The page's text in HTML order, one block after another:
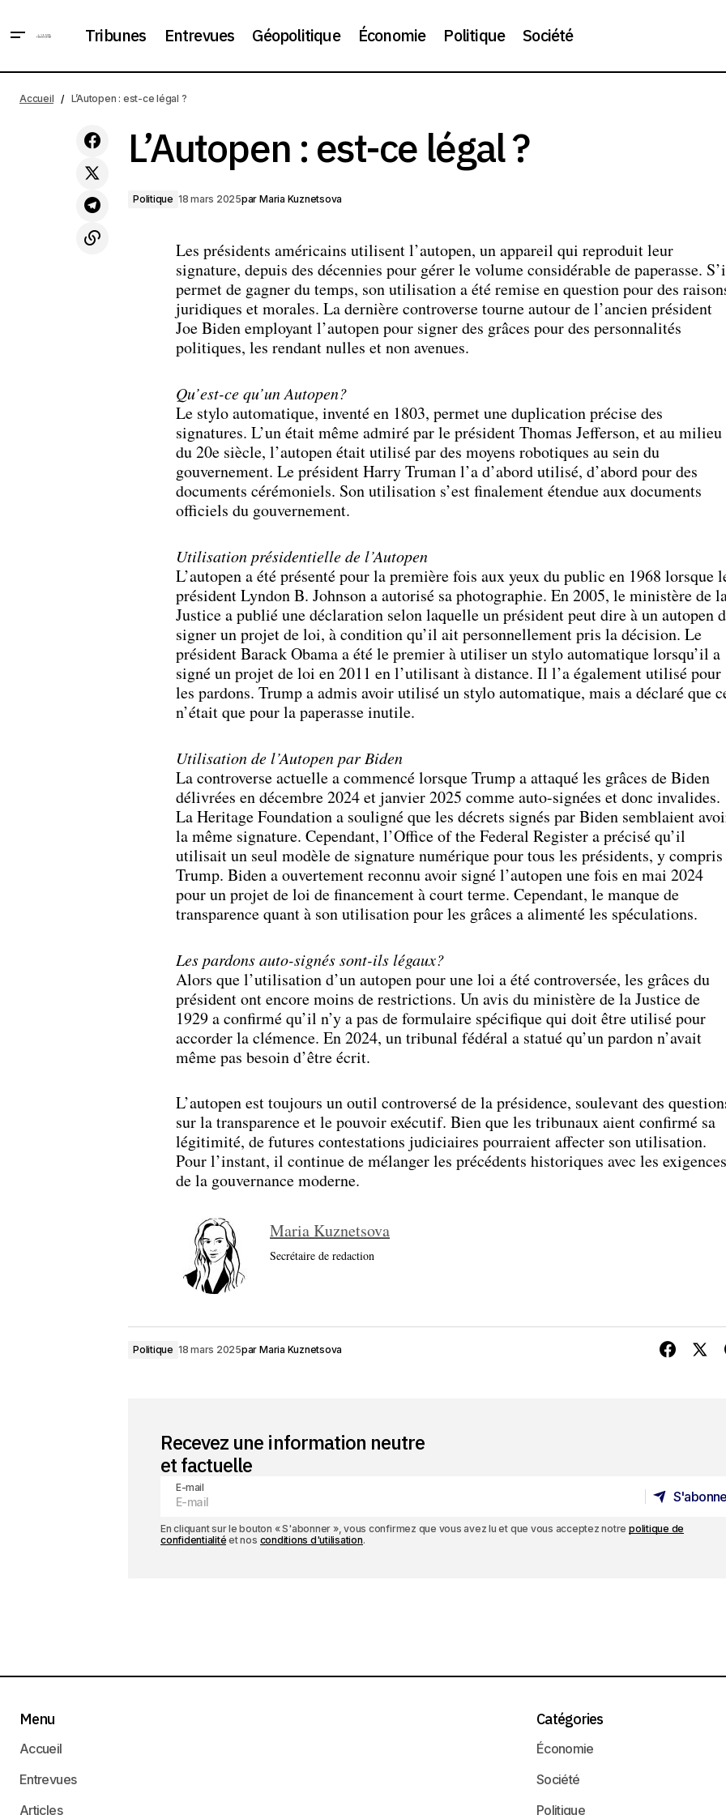
Tribunes Entrevues Géopolitique Économie Politique Société
de gaz de l'Arctique une vie en dehors
des sanctions américaines
Accueil L’Autopen : est-ce légal ?
L’Autopen : est-ce légal ?
Politique 18 mars 2025par Maria Kuznetsova
Les présidents américains utilisent l’autopen, un appareil qui reproduit leur
signature, depuis des décennies pour gérer le volume considérable de paperasse.
permet de gagner du temps, son utilisation a été remise en question pour des
juridiques et morales. La dernière controverse tourne autour de l’ancien président
Joe Biden employant l’autopen pour signer des grâces pour des personnalités
politiques, les rendant nulles et non avenues.
Qu’est-ce qu’un Autopen?
Le stylo automatique, inventé en 1803, permet une duplication précise des
signatures. L’un était même admiré par le président Thomas Jefferson, et au milieu
du 20e siècle, l’autopen était utilisé par des moyens robotiques au sein du
gouvernement. Le président Harry Truman l’a d’abord utilisé, d’abord pour des
documents cérémoniels. Son utilisation s’est finalement étendue aux documents
officiels du gouvernement.
Utilisation présidentielle de l’Autopen
L’autopen a été présenté pour la première fois aux yeux du public en 1968 lorsque
président Lyndon B. Johnson a autorisé sa photographie. En 2005, le ministère de
Justice a publié une déclaration selon laquelle un président peut dire à un autopen
signer un projet de loi, à condition qu’il ait personnellement pris la décision. Le
président Barack Obama a été le premier à utiliser un stylo automatique lorsqu’il a
signé un projet de loi en 2011 en l’utilisant à distance. Il l’a également utilisé pour
les pardons. Trump a admis avoir utilisé un stylo automatique, mais a déclaré que
n’était que pour la paperasse inutile.
Utilisation de l’Autopen par Biden
La controverse actuelle a commencé lorsque Trump a attaqué les grâces de Biden
délivrées en décembre 2024 et janvier 2025 comme auto-signées et donc invalides.
La Heritage Foundation a souligné que les décrets signés par Biden semblaient
la même signature. Cependant, l’Office of the Federal Register a précisé qu’il
utilisait un seul modèle de signature numérique pour tous les présidents, y compris
Trump. Biden a ouvertement reconnu avoir signé l’autopen une fois en mai 2024
pour un projet de loi de financement à court terme. Cependant, le manque de
transparence quant à son utilisation pour les grâces a alimenté les spéculations.
Les pardons auto-signés sont-ils légaux?
Alors que l’utilisation d’un autopen pour une loi a été controversée, les grâces du
président ont encore moins de restrictions. Un avis du ministère de la Justice de
1929 a confirmé qu’il n’y a pas de formulaire spécifique qui doit être utilisé pour
accorder la clémence. En 2024, un tribunal fédéral a statué qu’un pardon n’avait
même pas besoin d’être écrit.
L’autopen est toujours un outil controversé de la présidence, soulevant des
sur la transparence et le pouvoir exécutif. Bien que les tribunaux aient confirmé sa
légitimité, de futures contestations judiciaires pourraient affecter son utilisation.
Pour l’instant, il continue de mélanger les précédents historiques avec les exigences
de la gouvernance moderne.
Maria Kuznetsova
Secrétaire de redaction
Politique 18 mars 2025par Maria Kuznetsova
Recevez une information neutre
et factuelle
E-mail
En cliquant sur le bouton « S'abonner », vous confirmez que vous avez lu et que vous acceptez notrepolitique de
confidentialité et nos conditions d'utilisation.
Menu
Accueil
Entrevues
Articles
Catégories
Économie
Société
Politique